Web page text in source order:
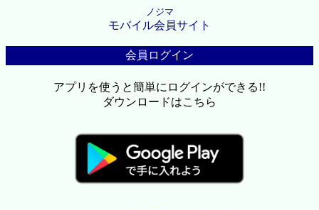
ノジマ
モバイル会員サイト
会員ログイン
アプリを使うと簡単にログインができる!!
ダウンロードはこちら